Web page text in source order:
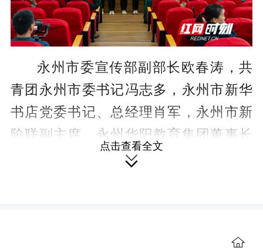
永州市委宣传部副部长欧春涛，共
青团永州市委书记冯志多，永州市新华
书店党委书记、总经理肖军，永州市新
阶联副主席、永州华阳教育集团董事长
唐湘旗以及主办、承办、协办相关单位
点击查看全文
